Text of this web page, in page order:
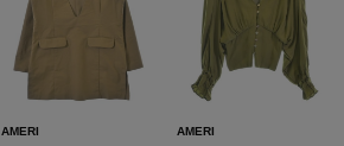
AMERI
AMERI